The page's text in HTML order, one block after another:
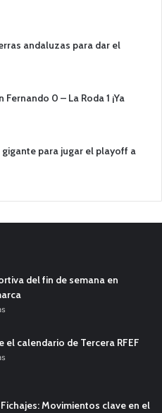
andaluzas para dar el
0 – La Roda 1 ¡Ya
para jugar el playoff a
del fin de semana en
el calendario de Tercera RFEF
Movimientos clave en el